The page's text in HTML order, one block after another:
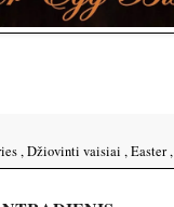
,Džiovinti vaisiai ,Easter,